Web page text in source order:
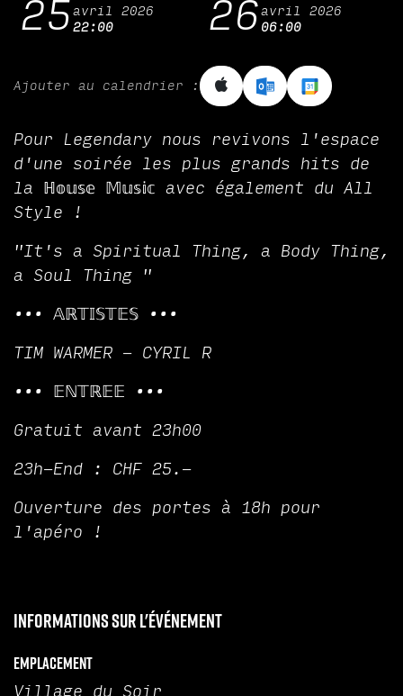
25avril 2026
22:00
26avril 2026
06:00
Ajouter au calendrier :
Pour Legendary nous revivons l'espace
d'une soirée les plus grands hits de
la ℍ𝕠𝕦𝕤𝕖 𝕄𝕦𝕤𝕚𝕔 avec également du All
Style !
"It's a Spiritual Thing, a Body Thing,
a Soul Thing "
••• 𝔸ℝ𝕋𝕀𝕊𝕋𝔼𝕊 •••
TIM WARMER - CYRIL R
••• 𝔼ℕ𝕋ℝ𝔼𝔼 •••
Gratuit avant 23h00
23h-End : CHF 25.-
Ouverture des portes à 18h pour
l'apéro !
Informations sur l'événement
Emplacement
Village du Soir